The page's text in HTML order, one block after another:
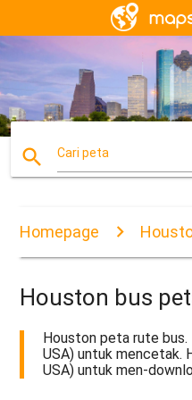
search Cari peta
Homepage
Houston bus
Houston peta rute
USA) untuk mencetak.
USA) untuk men-